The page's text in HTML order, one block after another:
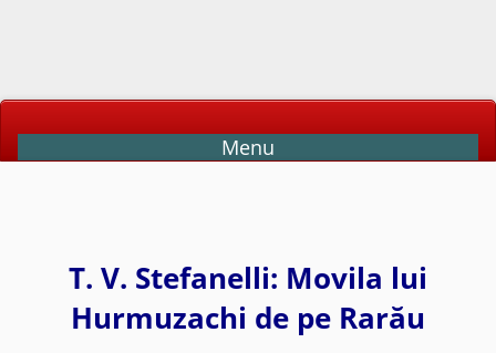
Menu
T. V. Stefanelli: Movila lui
Hurmuzachi de pe Rarău